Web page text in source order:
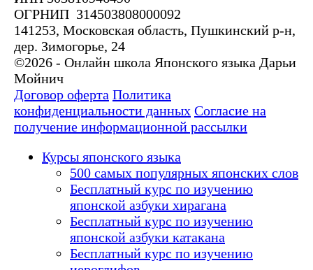
ОГРНИП 314503808000092
141253, Московская область, Пушкинский р-н,
дер. Зимогорье, 24
©2026 - Онлайн школа Японского языка Дарьи
Мойнич
Договор оферта Политика
конфиденциальности данных Согласие на
получение информационной рассылки
Курсы японского языка
500 самых популярных японских слов
Бесплатный курс по изучению
японской азбуки хирагана
Бесплатный курс по изучению
японской азбуки катакана
Бесплатный курс по изучению